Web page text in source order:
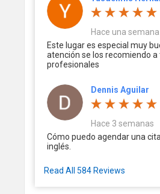
Hace una semana
Este lugar es especial muy
atención se los recomiendo
profesionales
Dennis Aguilar
Hace 3 semanas
Cómo puedo agendar una
inglés.
Read All 584 Reviews